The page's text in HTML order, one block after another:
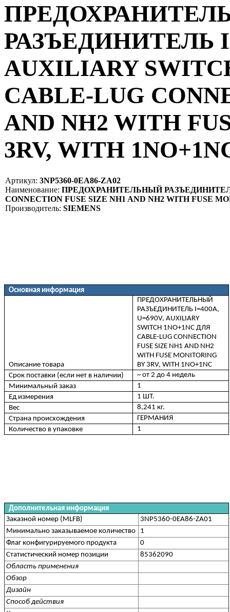
РАЗЪЕДИНИТЕЛЬ
AUXILIARY
CABLE-LUG
AND NH2 WITH
3RV, WITH
Артикул: 3NP5360-0EA86-ZA02
Наименование: ПРЕДОХРАНИТЕЛЬНЫЙ РАЗЪЕДИНИТЕЛЬ
CONNECTION FUSE SIZE NH1 AND NH2 WITH FUSE
Производитель: SIEMENS
Основная информация
Описание товара
ПРЕДОХРАНИТЕЛЬНЫЙ
РАЗЪЕДИНИТЕЛЬ I=400A,
U=690V, AUXILIARY
SWITCH 1NO+1NC ДЛЯ
CABLE-LUG CONNECTION
FUSE SIZE NH1 AND NH2
WITH FUSE MONITORING
BY 3RV, WITH 1NO+1NC
Срок поставки (если нет в наличии)
~ от 2 до 4 недель
Минимальный заказ
1
Ед измерения
1 ШТ.
Вес
8,241 кг.
Страна происхождения
ГЕРМАНИЯ
Количество в упаковке
1
Дополнительная информация
Заказной номер (MLFB)
3NP5360-0EA86-ZA01
Минимально заказываемое количество
1
Флаг конфигурируемого продукта
0
Статистический номер позиции
85362090
Область применения
Обзор
Дизайн
Способ действия